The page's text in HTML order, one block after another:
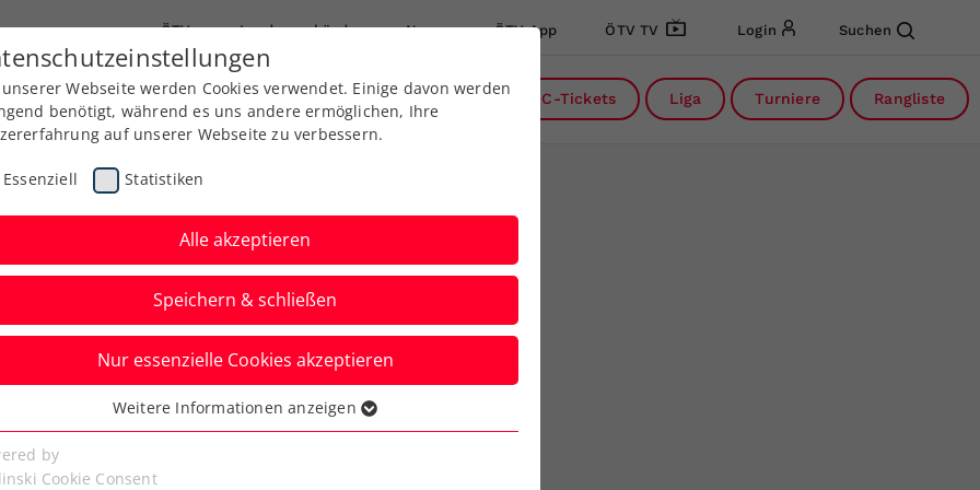
ÖTV Landesverbände News ÖTV App ÖTV TV Login Suchen
Ausbildung Services Über uns Kreise DC-Tickets Liga Turniere Rangliste
2024 mit
Webseite werden Cookies verwendet. Einige davon werden
benötigt, während es uns andere ermöglichen, Ihre
auf unserer Webseite zu verbessern.
Essenziell Statistiken
Alle akzeptieren
Speichern & schließen
Nur essenzielle Cookies akzeptieren
Cookies werden für grundlegende Funktionen der
benötigt. Dadurch ist gewährleistet, dass die Webseite
Weitere Informationen anzeigen
by
Cookie Consent